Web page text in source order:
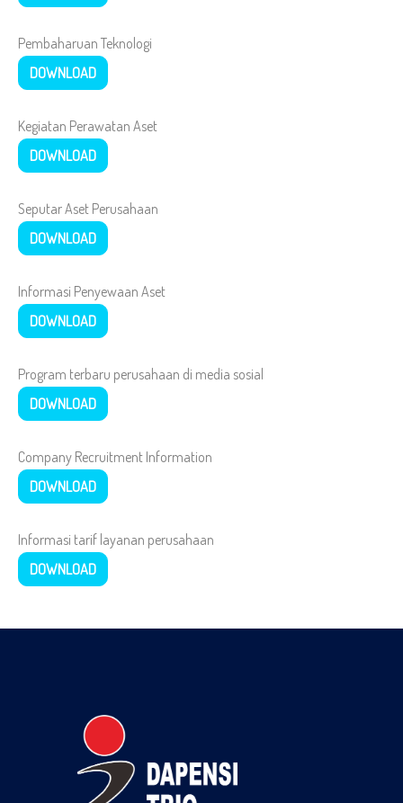
Pembaharuan Teknologi
DOWNLOAD
Kegiatan Perawatan Aset
DOWNLOAD
Seputar Aset Perusahaan
DOWNLOAD
Informasi Penyewaan Aset
DOWNLOAD
Program terbaru perusahaan di media sosial
DOWNLOAD
Company Recruitment Information
DOWNLOAD
Informasi tarif layanan perusahaan
DOWNLOAD